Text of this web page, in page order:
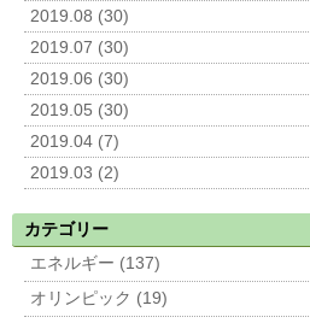
2019.08 (30)
2019.07 (30)
2019.06 (30)
2019.05 (30)
2019.04 (7)
2019.03 (2)
カテゴリー
エネルギー (137)
オリンピック (19)